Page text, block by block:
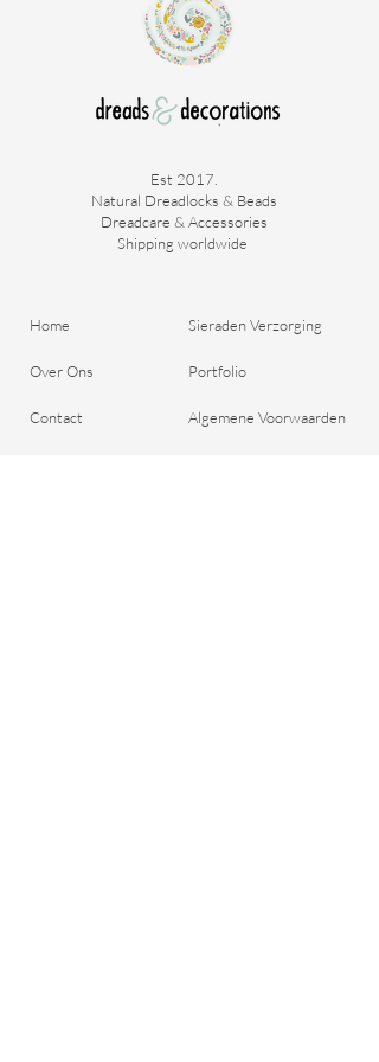
Est 2017.
Natural Dreadlocks & Beads
Dreadcare & Accessories
Shipping worldwide ​
Home
Over Ons
Contact
Sieraden Verzorging
Portfolio
Algemene Voorwaarden